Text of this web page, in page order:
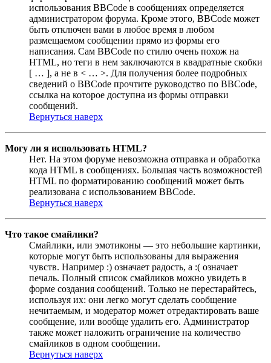
использования BBCode в сообщениях определяется
администратором форума. Кроме этого, BBCode может
быть отключен вами в любое время в любом
размещаемом сообщении прямо из формы его
написания. Сам BBCode по стилю очень похож на
HTML, но теги в нем заключаются в квадратные скобки
[ … ], а не в < … >. Для получения более подробных
сведений о BBCode прочтите руководство по BBCode,
ссылка на которое доступна из формы отправки
сообщений.
Вернуться наверх
Могу ли я использовать HTML?
Нет. На этом форуме невозможна отправка и обработка
кода HTML в сообщениях. Большая часть возможностей
HTML по форматированию сообщений может быть
реализована с использованием BBCode.
Вернуться наверх
Что такое смайлики?
Смайлики, или эмотиконы — это небольшие картинки,
которые могут быть использованы для выражения
чувств. Например :) означает радость, а :( означает
печаль. Полный список смайликов можно увидеть в
форме создания сообщений. Только не перестарайтесь,
используя их: они легко могут сделать сообщение
нечитаемым, и модератор может отредактировать ваше
сообщение, или вообще удалить его. Администратор
также может наложить ограничение на количество
смайликов в одном сообщении.
Вернуться наверх